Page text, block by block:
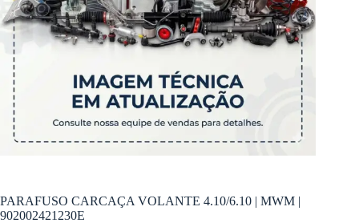
PARAFUSO CARCAÇA VOLANTE 4.10/6.10 | MWM |
902002421230E